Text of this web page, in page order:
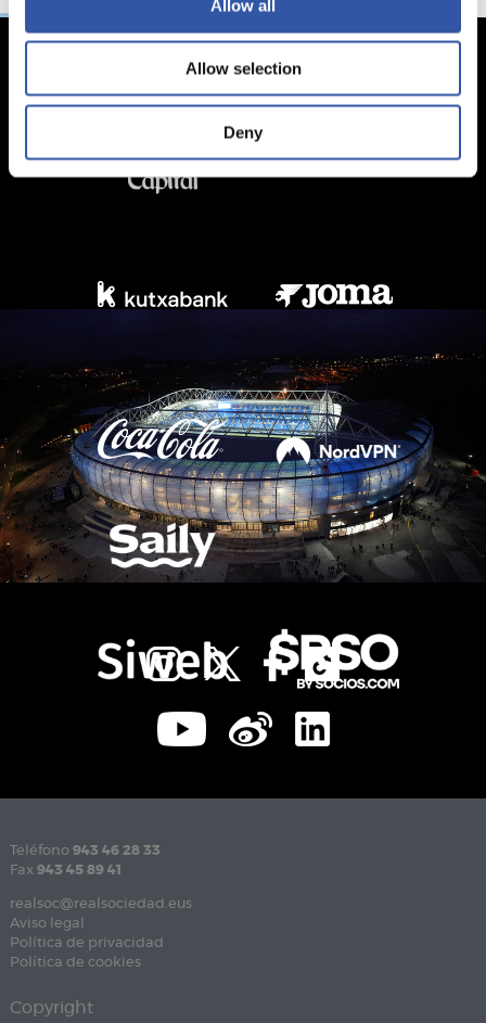
Allow all
Allow selection
Deny
Teléfono 943 46 28 33
Fax 943 45 89 41
realsoc@realsociedad.eus
Aviso legal
Política de privacidad
Política de cookies
Copyright